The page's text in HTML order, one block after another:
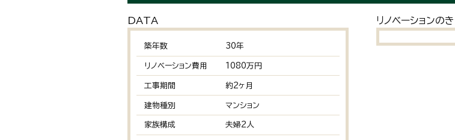
DATA
築年数 30年
リノベーション費用 1080万円
工事期間 約2ヶ月
建物種別 マンション
家族構成 夫婦2人
リノベーションの